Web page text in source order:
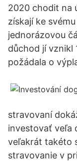
2020 chodit na
získají ke
jednorázovou
důchod jí vznikl
požádala o
stravovaní
investovať veľa
veľakrát takéto
stravovanie v